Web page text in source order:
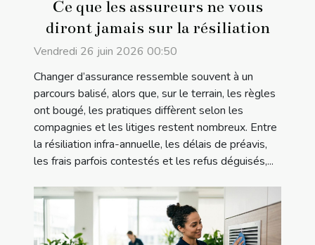
Ce que les assureurs ne vous
diront jamais sur la résiliation
Vendredi 26 juin 2026 00:50
Changer d’assurance ressemble souvent à un
parcours balisé, alors que, sur le terrain, les règles
ont bougé, les pratiques diffèrent selon les
compagnies et les litiges restent nombreux. Entre
la résiliation infra-annuelle, les délais de préavis,
les frais parfois contestés et les refus déguisés,...